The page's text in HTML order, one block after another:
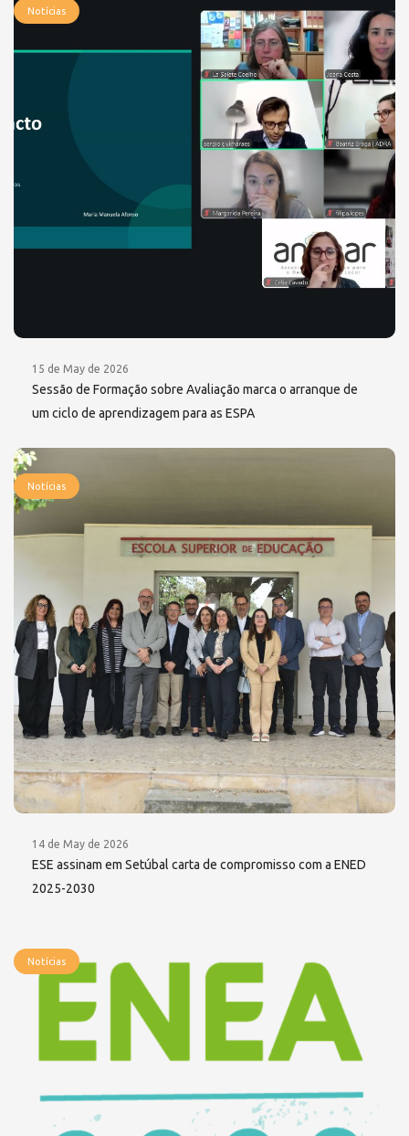
Notícias
15 de May de 2026
Sessão de Formação sobre Avaliação marca o arranque de
um ciclo de aprendizagem para as ESPA
Notícias
14 de May de 2026
ESE assinam em Setúbal carta de compromisso com a ENED
2025-2030
Notícias